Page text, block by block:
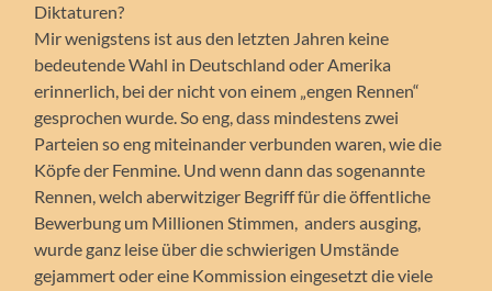
Diktaturen?
Mir wenigstens ist aus den letzten Jahren keine
bedeutende Wahl in Deutschland oder Amerika
erinnerlich, bei der nicht von einem „engen Rennen“
gesprochen wurde. So eng, dass mindestens zwei
Parteien so eng miteinander verbunden waren, wie die
Köpfe der Fenmine. Und wenn dann das sogenannte
Rennen, welch aberwitziger Begriff für die öffentliche
Bewerbung um Millionen Stimmen, anders ausging,
wurde ganz leise über die schwierigen Umstände
gejammert oder eine Kommission eingesetzt die viele